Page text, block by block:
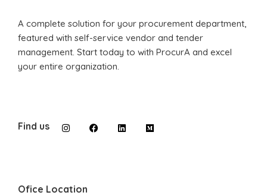
A complete solution for your procurement department,
featured with self-service vendor and tender
management. Start today to with ProcurA and excel
your entire organization.
Find us
Ofice Location